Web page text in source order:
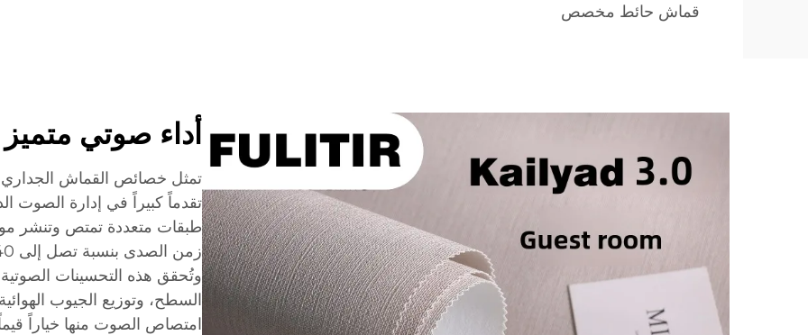
قماش حائط مخصص
أداء صوتي متميز
تمثل خصائص القماش الجداري
تقدماً كبيراً في إدارة الصوت
طبقات متعددة تمتص وتنشر
وتُحقق هذه التحسينات
السطح، وتوزيع الجيوب
امتصاص الصوت منها خياراً